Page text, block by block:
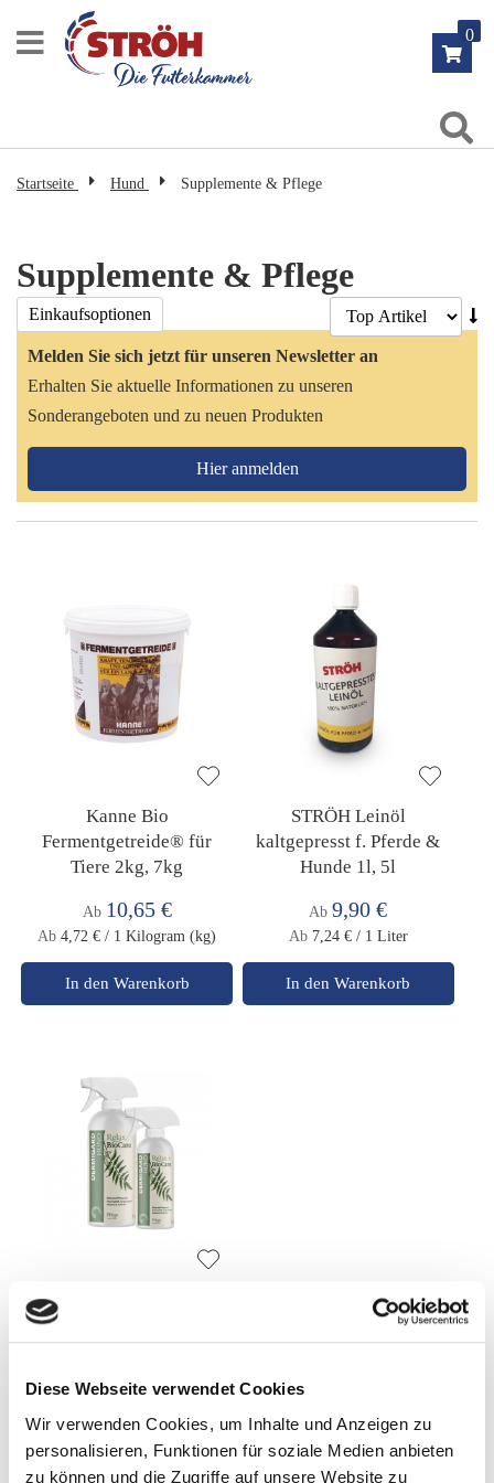
Diese Webseite verwendet Cookies
Wir verwenden Cookies, um Inhalte und Anzeigen zu
personalisieren, Funktionen für soziale Medien anbieten
zu können und die Zugriffe auf unsere Website zu
Inhalt
0
Startseite Hund Supplemente & Pflege
Supplemente & Pflege
Kanne Bio
Fermentgetreide® für
Tiere 2kg, 7kg
Ab 10,65 €
Ab 4,72 € / 1 Kilogram (kg)
In den Warenkorb
STRÖH Leinöl
kaltgepresst f. Pferde &
Hunde 1l, 5l
Ab 9,90 €
Ab 7,24 € / 1 Liter
In den Warenkorb
Dermigard® Hund 500ml,
Ab 20,90 €
Ab 33,90 € / 1 Liter
In den Warenkorb
Einkaufsoptionen
Melden Sie sich jetzt für unseren Newsletter an
Erhalten Sie aktuelle Informationen zu unseren
Sonderangeboten und zu neuen Produkten
Hier anmelden